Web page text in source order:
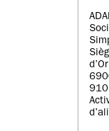
d’Or
910